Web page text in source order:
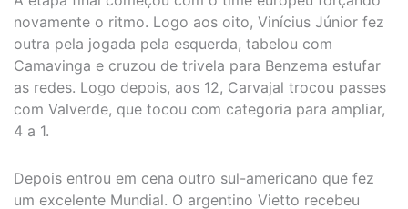
novamente o ritmo. Logo aos oito, Vinícius Júnior fez
outra pela jogada pela esquerda, tabelou com
Camavinga e cruzou de trivela para Benzema estufar
as redes. Logo depois, aos 12, Carvajal trocou passes
com Valverde, que tocou com categoria para ampliar,
4 a 1.
Depois entrou em cena outro sul-americano que fez
um excelente Mundial. O argentino Vietto recebeu